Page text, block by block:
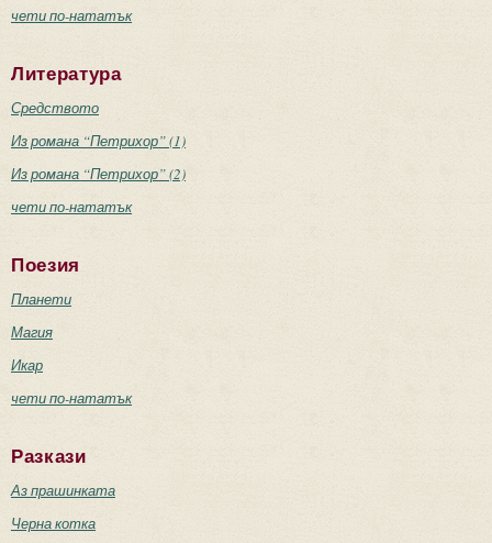
чети по-нататък
Литература
Средството
Из романа “Петрихор” (1)
Из романа “Петрихор” (2)
чети по-нататък
Поезия
Планети
Магия
Икар
чети по-нататък
Разкази
Аз прашинката
Черна котка